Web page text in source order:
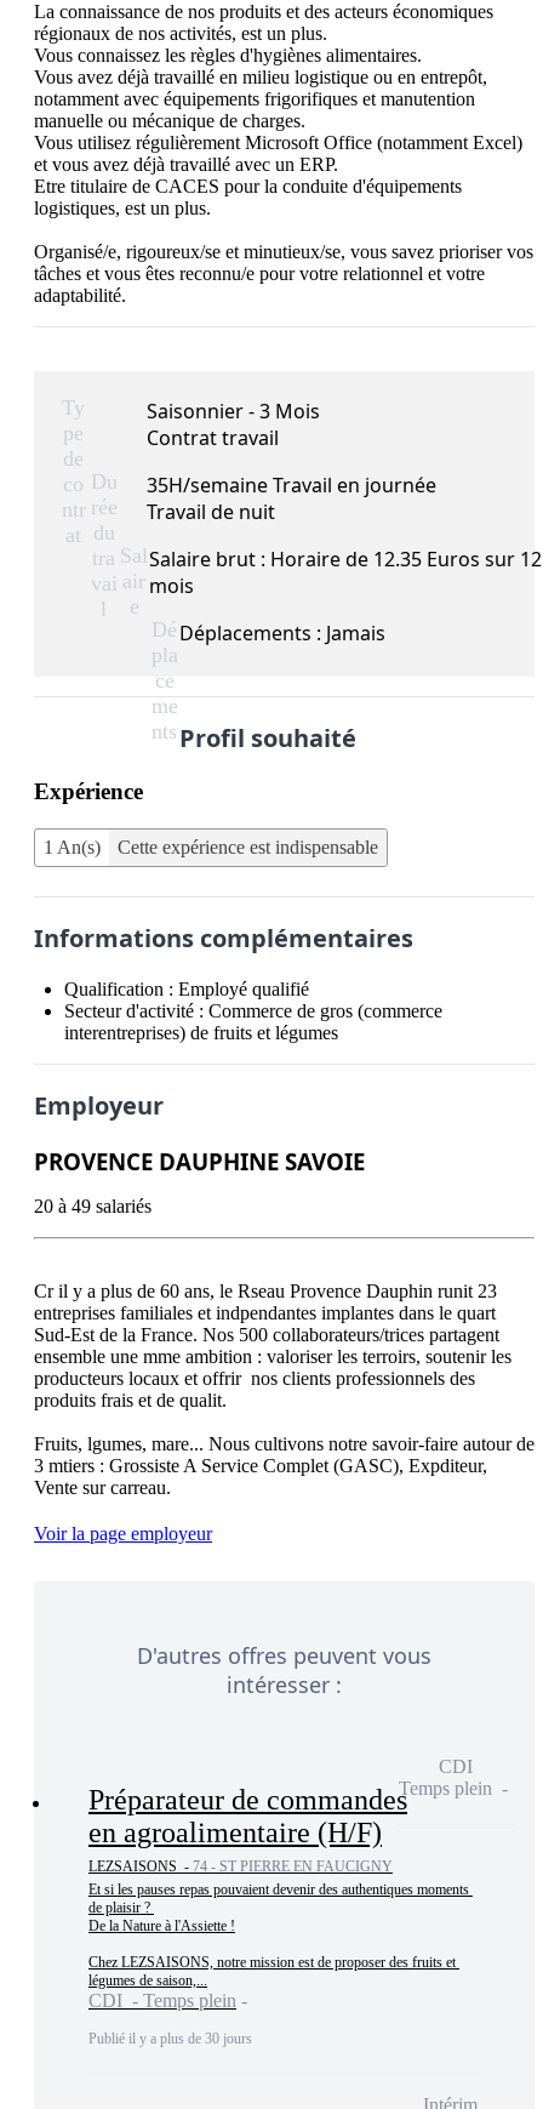
La connaissance de nos produits et des acteurs économiques
régionaux de nos activités, est un plus.
Vous connaissez les règles d'hygiènes alimentaires.
Vous avez déjà travaillé en milieu logistique ou en entrepôt,
notamment avec équipements frigorifiques et manutention
manuelle ou mécanique de charges.
Vous utilisez régulièrement Microsoft Office (notamment Excel)
et vous avez déjà travaillé avec un ERP.
Etre titulaire de CACES pour la conduite d'équipements
logistiques, est un plus.
Organisé/e, rigoureux/se et minutieux/se, vous savez prioriser vos
tâches et vous êtes reconnu/e pour votre relationnel et votre
adaptabilité.
Ty
pe
de
co
ntr
at
Saisonnier - 3 Mois
Contrat travail
Du
rée
du
tra
vai
l
35H/semaine Travail en journée
Travail de nuit
Sal
air
e
Salaire brut : Horaire de 12.35 Euros sur 12
mois
Dé
pla
ce
me
nts
Déplacements : Jamais
Profil souhaité
Expérience
1 An(s) Cette expérience est indispensable
Informations complémentaires
Qualification : Employé qualifié
Secteur d'activité : Commerce de gros (commerce
interentreprises) de fruits et légumes
Employeur
PROVENCE DAUPHINE SAVOIE
20 à 49 salariés
Cr il y a plus de 60 ans, le Rseau Provence Dauphin runit 23
entreprises familiales et indpendantes implantes dans le quart
Sud-Est de la France. Nos 500 collaborateurs/trices partagent
ensemble une mme ambition : valoriser les terroirs, soutenir les
producteurs locaux et offrir  nos clients professionnels des
produits frais et de qualit.
Fruits, lgumes, mare... Nous cultivons notre savoir-faire autour de
3 mtiers : Grossiste A Service Complet (GASC), Expditeur,
Voir la page employeur
D'autres offres peuvent vous
intéresser :
Préparateur de commandes
en agroalimentaire (H/F)
LEZSAISONS - 74 - ST PIERRE EN FAUCIGNY
Et si les pauses repas pouvaient devenir des authentiques moments
de plaisir ?
De la Nature à l'Assiette !
Chez LEZSAISONS, notre mission est de proposer des fruits et
légumes de saison,...
CDI - Temps plein
Publié il y a plus de 30 jours
CDI
Temps plein
Intérim